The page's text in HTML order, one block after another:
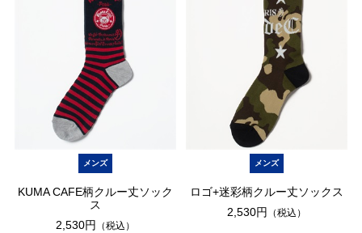
メンズ
KUMA CAFE柄クルー丈ソック
ス
2,530円
（税込）
メンズ
ロゴ+迷彩柄クルー丈ソックス
2,530円
（税込）